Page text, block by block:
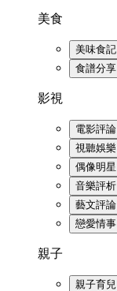
美食
美味食記
食譜分享
影視
電影評論
視聽娛樂
偶像明星
音樂評析
藝文評論
戀愛情事
親子
親子育兒